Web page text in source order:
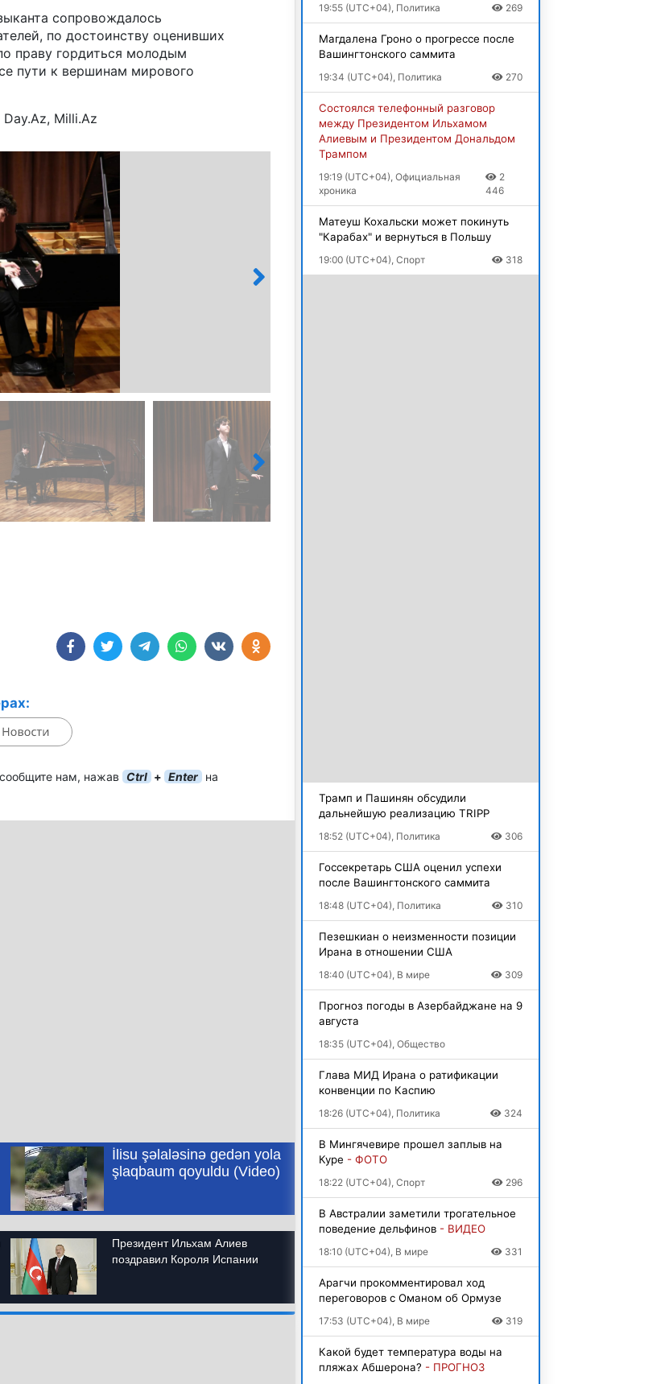
сопровождалось
по достоинству оценивших
праву гордиться молодым
пути к вершинам мирового
Milli.Az
нам, нажав Ctrl + Enter на
19:55 (UTC+04), Политика 269
Магдалена Гроно о прогрессе после
Вашингтонского саммита
19:34 (UTC+04), Политика 270
Состоялся телефонный разговор
между Президентом Ильхамом
Алиевым и Президентом Дональдом
Трампом
19:19 (UTC+04), Официальная
хроника
2
446
Матеуш Кохальски может покинуть
"Карабах" и вернуться в Польшу
19:00 (UTC+04), Спорт 318
Трамп и Пашинян обсудили
дальнейшую реализацию TRIPP
18:52 (UTC+04), Политика 306
Госсекретарь США оценил успехи
после Вашингтонского саммита
18:48 (UTC+04), Политика 310
Пезешкиан о неизменности позиции
Ирана в отношении США
18:40 (UTC+04), В мире 309
Прогноз погоды в Азербайджане на 9
августа
18:35 (UTC+04), Общество
Глава МИД Ирана о ратификации
конвенции по Каспию
18:26 (UTC+04), Политика 324
В Мингячевире прошел заплыв на
Куре - ФОТО
18:22 (UTC+04), Спорт 296
В Австралии заметили трогательное
поведение дельфинов - ВИДЕО
18:10 (UTC+04), В мире 331
Арагчи прокомментировал ход
переговоров с Оманом об Ормузе
17:53 (UTC+04), В мире 319
Какой будет температура воды на
пляжах Абшерона? - ПРОГНОЗ